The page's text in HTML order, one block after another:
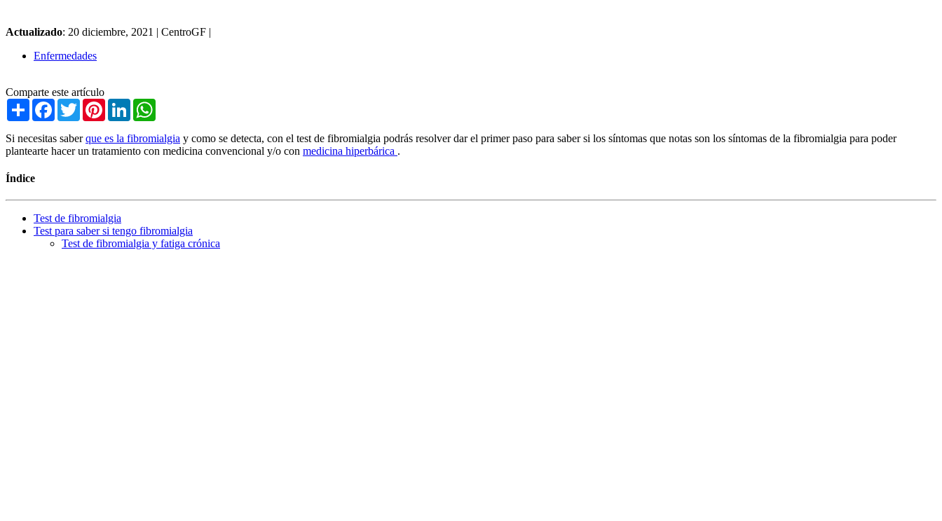
Actualizado: 20 diciembre, 2021 | CentroGF |
Enfermedades
Comparte este artículo
Share Facebook
TwitterPinterestLinkedIn
Si necesitas saberque es la fibromialgia y como se detecta, con el test de fibromialgia podrás resolver dar el primer paso para saber si los síntomas que notas son los síntomas de la fibromialgia para poder
plantearte hacer un tratamiento con medicina convencional y/o con medicina hiperbárica .
Índice
Test de fibromialgia
Test para saber si tengo fibromialgia
Test de fibromialgia y fatiga crónica